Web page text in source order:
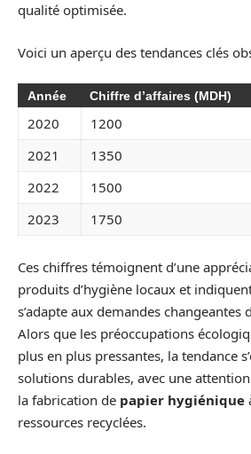
qualité optimisée.
Voici un aperçu des tendances clés
Année Chiffre d’affaires (MDH)
2020 1200
2021
1350
2022
1500
2023
1750
Ces chiffres témoignent d’une
produits d’hygiène locaux et
s’adapte aux demandes changeantes
Alors que les préoccupations
plus en plus pressantes, la tendance
solutions durables, avec une
la fabrication de papier hygiénique
ressources recyclées.